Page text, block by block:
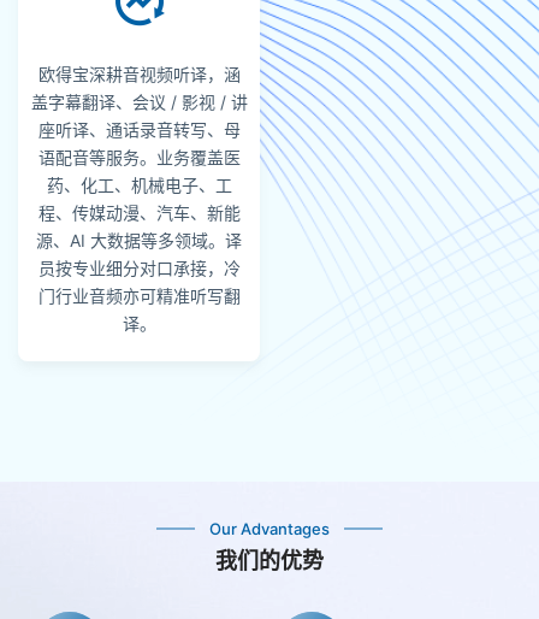
欧得宝深耕音视频听译，涵
盖字幕翻译、会议 / 影视 / 讲
座听译、通话录音转写、母
语配音等服务。业务覆盖医
药、化工、机械电子、工
程、传媒动漫、汽车、新能
源、AI 大数据等多领域。译
员按专业细分对口承接，冷
门行业音频亦可精准听写翻
译。
我们的优势
Our Advantages